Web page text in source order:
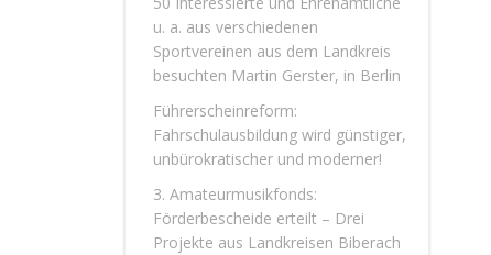
u. a. aus verschiedenen
Sportvereinen aus dem Landkreis
besuchten Martin Gerster, in Berlin
Führerscheinreform:
Fahrschulausbildung wird günstiger,
unbürokratischer und moderner!
3. Amateurmusikfonds:
Förderbescheide erteilt – Drei
Projekte aus Landkreisen Biberach